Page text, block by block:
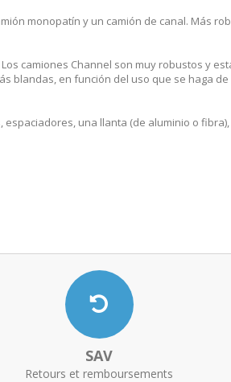
monopatín y un camión de canal. Más
camiones Channel son muy robustos y
blandas, en función del uso que se haga
una llanta (de aluminio o
SAV
Retours et remboursements